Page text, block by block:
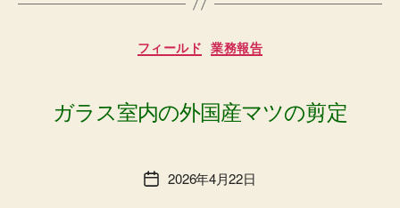
カ
テ
ー
フィールド 業務報告
ガラス室内の外国産マツの剪定
投 2026年4月22日